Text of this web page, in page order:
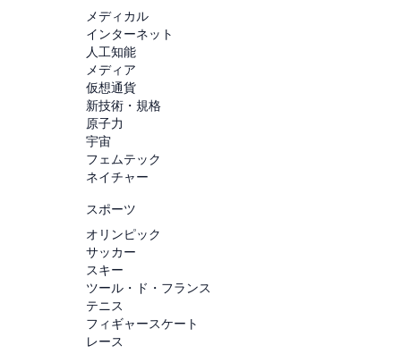
メディカル
インターネット
人工知能
メディア
仮想通貨
新技術・規格
原子力
宇宙
フェムテック
ネイチャー
スポーツ
オリンピック
サッカー
スキー
ツール・ド・フランス
テニス
フィギャースケート
レース